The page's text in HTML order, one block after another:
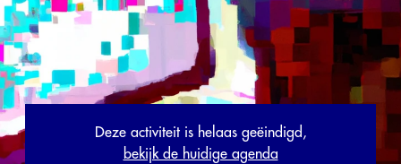
Deze activiteit is helaas geëindigd,
bekijk de huidige agenda